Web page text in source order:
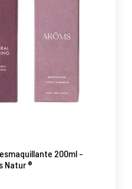
200ml -
Natur ®